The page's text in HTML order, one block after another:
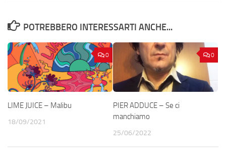
POTREBBERO INTERESSARTI ANCHE...
0
LIME JUICE – Malibu
18/09/2021
0
PIER ADDUCE – Se ci
manchiamo
25/06/2022